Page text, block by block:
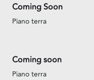
Coming Soon
Piano terra
Coming soon
Piano terra